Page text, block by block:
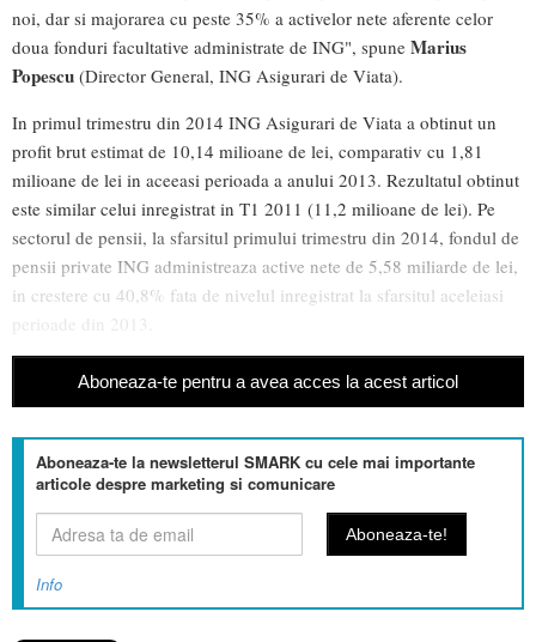
noi, dar si majorarea cu peste 35% a activelor nete aferente celor
doua fonduri facultative administrate de ING", spune Marius
Popescu (Director General, ING Asigurari de Viata).
In primul trimestru din 2014 ING Asigurari de Viata a obtinut un
profit brut estimat de 10,14 milioane de lei, comparativ cu 1,81
milioane de lei in aceeasi perioada a anului 2013. Rezultatul obtinut
este similar celui inregistrat in T1 2011 (11,2 milioane de lei). Pe
sectorul de pensii, la sfarsitul primului trimestru din 2014, fondul de
pensii private ING administreaza active nete de 5,58 miliarde de lei,
in crestere cu 40,8% fata de nivelul inregistrat la sfarsitul aceleiasi
perioade din 2013.
Aboneaza-te pentru a avea acces la acest articol
Aboneaza-te la newsletterul SMARK cu cele mai importante
articole despre marketing si comunicare
Info